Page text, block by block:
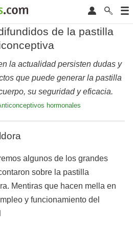
de la pastilla
la actualidad persisten dudas y
que puede generar la pastilla
su seguridad y eficacia.
hormonales
algunos de los grandes
sobre la pastilla
Mentiras que hacen mella en
y funcionamiento del